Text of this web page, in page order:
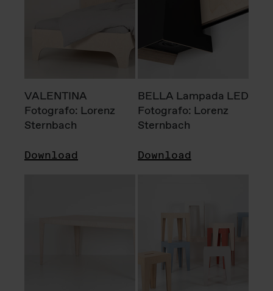
VALENTINA
Fotografo: Lorenz
Sternbach
Download
BELLA Lampada LED
Fotografo: Lorenz
Sternbach
Download